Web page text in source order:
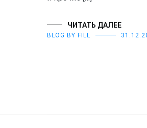
ЧИТАТЬ ДАЛЕЕ
BLOG BY FILL